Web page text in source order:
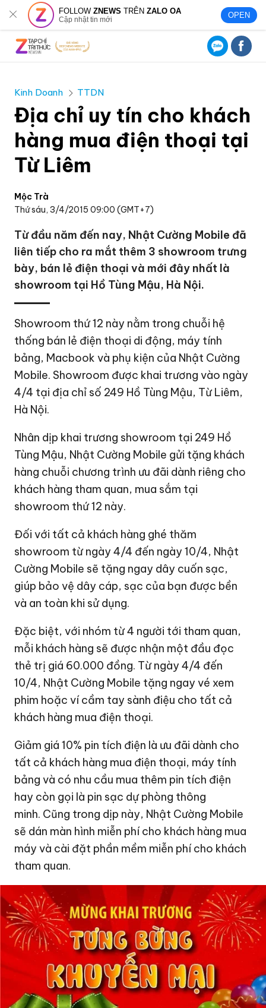
FOLLOWZNEWS TRÊNZALO OA
Cập nhật tin mới OPEN
Kinh Doanh TTDN
Địa chỉ uy tín cho khách
hàng mua điện thoại tại
Từ Liêm
Mộc Trà
Thứ sáu, 3/4/2015 09:00 (GMT+7)
Từ đầu năm đến nay, Nhật Cường Mobile đã
liên tiếp cho ra mắt thêm 3 showroom trưng
bày, bán lẻ điện thoại và mới đây nhất là
showroom tại Hồ Tùng Mậu, Hà Nội.
Showroom thứ 12 này nằm trong chuỗi hệ
thống bán lẻ điện thoại di động, máy tính
bảng, Macbook và phụ kiện của Nhật Cường
Mobile. Showroom được khai trương vào ngày
4/4 tại địa chỉ số 249 Hồ Tùng Mậu, Từ Liêm,
Hà Nội.
Nhân dịp khai trương showroom tại 249 Hồ
Tùng Mậu, Nhật Cường Mobile gửi tặng khách
hàng chuỗi chương trình ưu đãi dành riêng cho
khách hàng tham quan, mua sắm tại
showroom thứ 12 này.
Đối với tất cả khách hàng ghé thăm
showroom từ ngày 4/4 đến ngày 10/4, Nhật
Cường Mobile sẽ tặng ngay dây cuốn sạc,
giúp bảo vệ dây cáp, sạc của bạn được bền
và an toàn khi sử dụng.
Đặc biệt, với nhóm từ 4 người tới tham quan,
mỗi khách hàng sẽ được nhận một đầu đọc
thẻ trị giá 60.000 đồng. Từ ngày 4/4 đến
10/4, Nhật Cường Mobile tặng ngay vé xem
phim hoặc ví cầm tay sành điệu cho tất cả
khách hàng mua điện thoại.
Giảm giá 10% pin tích điện là ưu đãi dành cho
tất cả khách hàng mua điện thoại, máy tính
bảng và có nhu cầu mua thêm pin tích điện
hay còn gọi là pin sạc dự phòng thông
minh. Cũng trong dịp này, Nhật Cường Mobile
sẽ dán màn hình miễn phí cho khách hàng mua
máy và cài đặt phần mềm miễn phí cho khách
tham quan.